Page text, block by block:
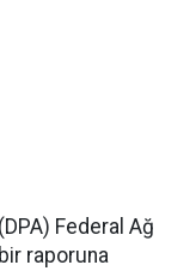
Federal Ağ
raporuna